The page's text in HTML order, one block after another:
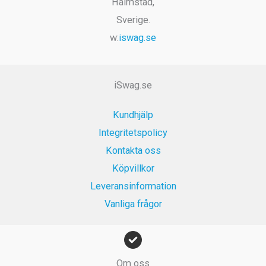
produktsidan
Sverige.
w:iswag.se
iSwag.se
Kundhjälp
Integritetspolicy
Kontakta oss
Köpvillkor
Leveransinformation
Vanliga frågor
Om oss